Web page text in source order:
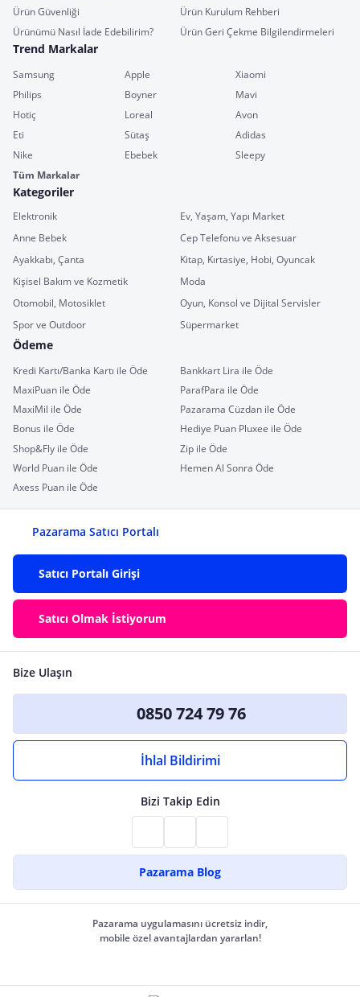
Ürün Güvenliği
Ürün Kurulum Rehberi
Ürünümü Nasıl İade Edebilirim?
Ürün Geri Çekme Bilgilendirmeleri
Trend Markalar
Samsung Apple
Xiaomi
Philips
Boyner
Mavi
Hotiç
Loreal
Avon
Eti
Sütaş
Adidas
Nike
Ebebek
Sleepy
Tüm Markalar
Kategoriler
Elektronik
Ev, Yaşam, Yapı Market
Anne Bebek
Cep Telefonu ve Aksesuar
Ayakkabı, Çanta
Kitap, Kırtasiye, Hobi, Oyuncak
Kişisel Bakım ve Kozmetik
Moda
Otomobil, Motosiklet
Oyun, Konsol ve Dijital Servisler
Spor ve Outdoor
Süpermarket
Ödeme
Kredi Kartı/Banka Kartı ile Öde
Bankkart Lira ile Öde
MaxiPuan ile Öde
ParafPara ile Öde
MaxiMil ile Öde
Pazarama Cüzdan ile Öde
Bonus ile Öde
Hediye Puan Pluxee ile Öde
Shop&Fly ile Öde
Zip ile Öde
World Puan ile Öde
Hemen Al Sonra Öde
Axess Puan ile Öde
Pazarama Satıcı Portalı
Satıcı Portalı Girişi
Satıcı Olmak İstiyorum
Bize Ulaşın
0850 724 79 76
İhlal Bildirimi
Bizi Takip Edin
Pazarama Blog
Pazarama uygulamasını ücretsiz indir,
mobile özel avantajlardan yararlan!